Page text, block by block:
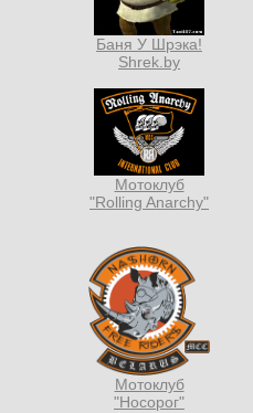
Баня У Шрэка!
Shrek.by
Мотоклуб
"Rolling Anarchy"
Мотоклуб
"Носорог"